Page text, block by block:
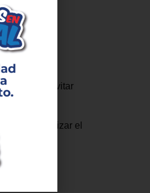
para evitar
para agilizar el